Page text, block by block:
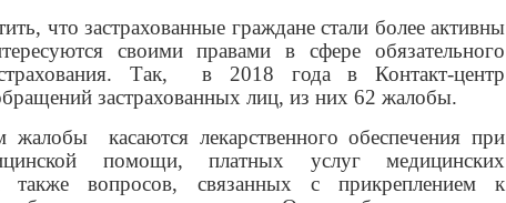
что застрахованные граждане стали более активны
своими правами в сфере обязательного
Так,
в 2018 года в Контакт-центр
застрахованных лиц, из них 62 жалобы.
жалобы
касаются лекарственного обеспечения при
помощи, платных услуг медицинских
также вопросов, связанных с прикреплением к